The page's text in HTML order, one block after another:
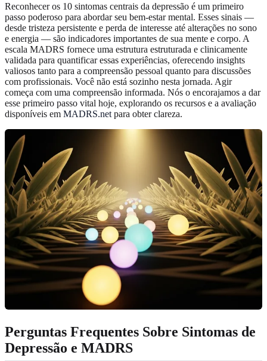
Reconhecer os 10 sintomas centrais da depressão é um primeiro
passo poderoso para abordar seu bem-estar mental. Esses sinais —
desde tristeza persistente e perda de interesse até alterações no sono
e energia — são indicadores importantes de sua mente e corpo. A
escala MADRS fornece uma estrutura estruturada e clinicamente
validada para quantificar essas experiências, oferecendo insights
valiosos tanto para a compreensão pessoal quanto para discussões
com profissionais. Você não está sozinho nesta jornada. Agir
começa com uma compreensão informada. Nós o encorajamos a dar
esse primeiro passo vital hoje, explorando os recursos e a avaliação
disponíveis em MADRS.net para obter clareza.
Perguntas Frequentes Sobre Sintomas de
Depressão e MADRS